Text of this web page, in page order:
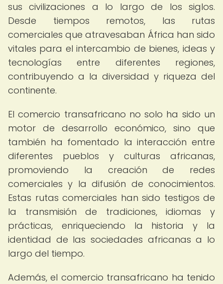
sus civilizaciones a lo largo de los siglos.
Desde tiempos remotos, las rutas
comerciales que atravesaban África han sido
vitales para el intercambio de bienes, ideas y
tecnologías entre diferentes regiones,
contribuyendo a la diversidad y riqueza del
continente.
El comercio transafricano no solo ha sido un
motor de desarrollo económico, sino que
también ha fomentado la interacción entre
diferentes pueblos y culturas africanas,
promoviendo la creación de redes
comerciales y la difusión de conocimientos.
Estas rutas comerciales han sido testigos de
la transmisión de tradiciones, idiomas y
prácticas, enriqueciendo la historia y la
identidad de las sociedades africanas a lo
largo del tiempo.
Además, el comercio transafricano ha tenido